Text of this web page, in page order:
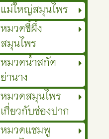
แม่ใหญ่สมุนไพร
หมวดขี้ผึ้ง
สมุนไพร
หมวดน้ำสกัด
ย่านาง
หมวดสมุนไพร
เกี่ยวกับช่องปาก
หมวดแชมพู